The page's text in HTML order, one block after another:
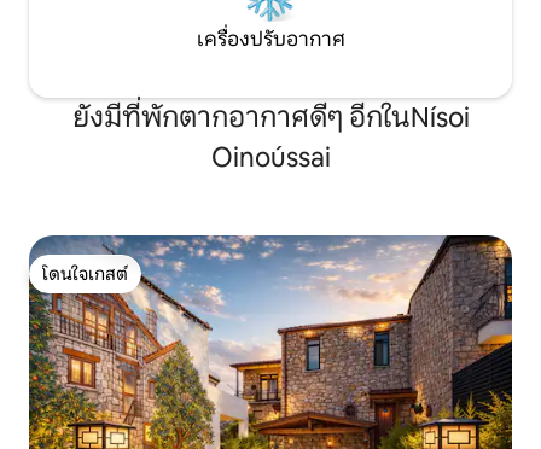
เครื่องปรับอากาศ
ยังมีที่พักตากอากาศดีๆ อีกในNísoi
Oinoússai
โดนใจเกสต์
โดนใจเกสต์